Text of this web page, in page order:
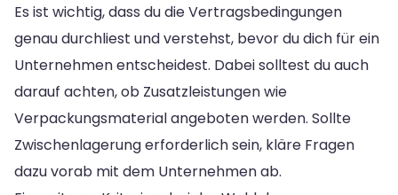
Es ist wichtig, dass du die Vertragsbedingungen
genau durchliest und verstehst, bevor du dich für ein
Unternehmen entscheidest. Dabei solltest du auch
darauf achten, ob Zusatzleistungen wie
Verpackungsmaterial angeboten werden. Sollte
Zwischenlagerung erforderlich sein, kläre Fragen
dazu vorab mit dem Unternehmen ab.